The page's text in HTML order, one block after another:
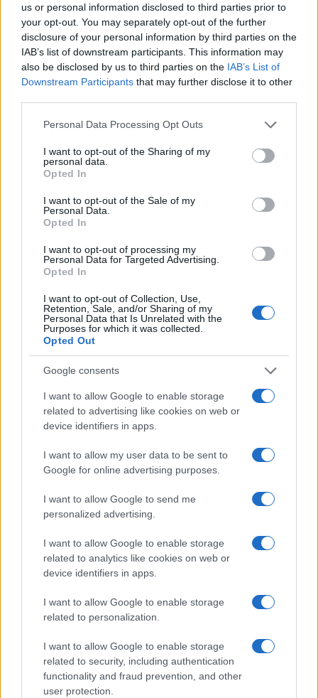
us or personal information disclosed to third parties prior to
your opt-out. You may separately opt-out of the further
disclosure of your personal information by third parties on the
IAB’s list of downstream participants. This information may
also be disclosed by us to third parties on the IAB’s List of
Downstream Participants that may further disclose it to other
Please note that this website/app uses one or more Google
not limited to your visit or usage behaviour. You may click to
grant or deny consent to Google and its third-party tags to
use your data for below specified purposes in below Google
consent section.
Personal Data Processing Opt Outs
I want to opt-out of the Sharing of my
personal data.
Opted In
I want to opt-out of the Sale of my
Personal Data.
Opted In
I want to opt-out of processing my
Personal Data for Targeted Advertising.
Opted In
I want to opt-out of Collection, Use,
Retention, Sale, and/or Sharing of my
Personal Data that Is Unrelated with the
Purposes for which it was collected.
Opted Out
Google consents
I want to allow Google to enable storage
related to advertising like cookies on web or
device identifiers in apps.
I want to allow my user data to be sent to
Google for online advertising purposes.
I want to allow Google to send me
personalized advertising.
I want to allow Google to enable storage
related to analytics like cookies on web or
device identifiers in apps.
I want to allow Google to enable storage
related to personalization.
I want to allow Google to enable storage
related to security, including authentication
functionality and fraud prevention, and other
user protection.
Ροή Ειδήσεων
ΑΝΑΛΥΣΗ: Η Ευρώπη χτίζει τον δικό
της πολυεπίπεδο «Θόλο» αεράμυνας – οι
προκλήσεις για την Ελλάδα
https://youtu.be/qbF1zX1L68c
0 Reply
dimitrisx(@dimitrisx)
10 Φεβρουαρίου 2024 18:01
#571956
Η συμφωνία θα μπορέσει να γίνει εφαλτήριο για συμμετοχή των
ελληνικών πανεπιστημίων, και διέξοδο για Έλληνες φοιτητές και
επιστήμονες ώστε να σταματήσει την φυγή τους στο εξωτερικό;
Χρήμα θα βάλουμε; Θα αυξηθεί η χρηματοδότηση των
ελληνικών πανεπιστημίων; Και φυσικά συμμετοχή και όποιων
ελληνικών εταιρειών έχουν το ανθρώπινο δυναμικό;
10 Φεβρουαρίου 2024 19:23
#571977
Άρτεμις, Σελήνη, Μέδουσα.
Αν και υπήρχαν ενδιαφέρουσες αναφορές στην δημοκρατία και
αρχαίες ελληνικές θεότητες, δεν είδα κάποιες άλλες αναφορές σε
τεχνολογία…
Reply